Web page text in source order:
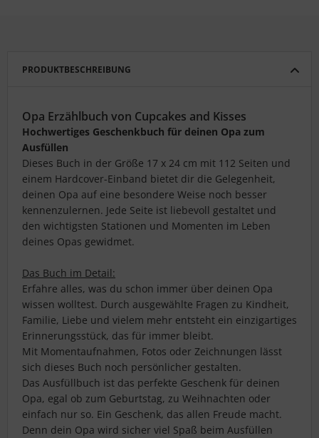
PRODUKTBESCHREIBUNG
Opa Erzählbuch von Cupcakes and Kisses
Hochwertiges Geschenkbuch für deinen Opa zum
Ausfüllen
Dieses Buch in der Größe 17 x 24 cm mit 112 Seiten und
einem Hardcover-Einband bietet dir die Gelegenheit,
deinen Opa auf eine besondere Weise noch besser
kennenzulernen. Jede Seite ist liebevoll gestaltet und
den wichtigsten Stationen und Momenten im Leben
deines Opas gewidmet.
Das Buch im Detail:
Erfahre alles, was du schon immer über deinen Opa
wissen wolltest. Durch ausgewählte Fragen zu Kindheit,
Familie, Liebe und vielem mehr entsteht ein einzigartiges
Erinnerungsstück, das für immer bleibt.
Mit Momentaufnahmen, Fotos oder Zeichnungen lässt
sich dieses Buch noch persönlicher gestalten.
Das Ausfüllbuch ist das perfekte Geschenk für deinen
Opa, egal ob zum Geburtstag, zu Weihnachten oder
einfach nur so. Ein Geschenk, das allen Freude macht.
Denn dein Opa wird sicher viel Spaß beim Ausfüllen